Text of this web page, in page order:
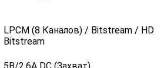
LPCM (8 Каналов) / Bitstream / HD
Bitstream